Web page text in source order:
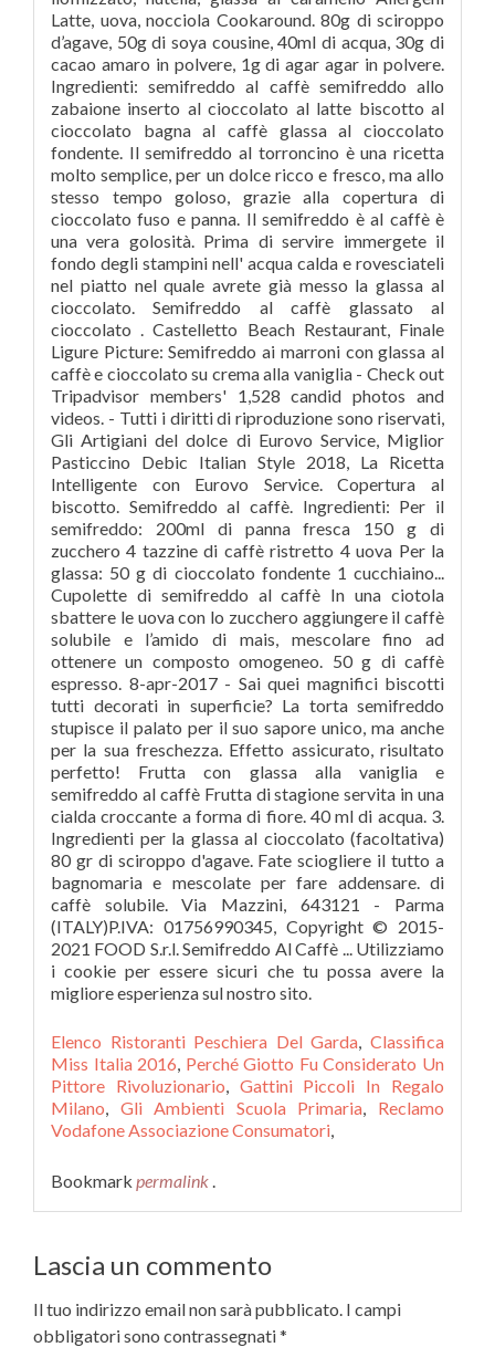
Elenco Ristoranti Peschiera Del Garda,Classifica
Miss Italia 2016, Perché Giotto Fu Considerato Un
Pittore Rivoluzionario, Gattini Piccoli In Regalo
Milano, Gli Ambienti Scuola Primaria, Reclamo
Vodafone Associazione Consumatori,
Bookmark permalink .
Lascia un commento
Il tuo indirizzo email non sarà pubblicato. I campi
obbligatori sono contrassegnati*